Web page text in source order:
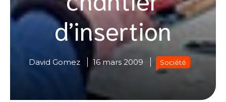
d’insertion
David Gomez 16 mars 2009 Société